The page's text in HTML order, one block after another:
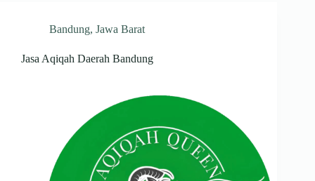
Bandung, Jawa Barat
Jasa Aqiqah Daerah Bandung